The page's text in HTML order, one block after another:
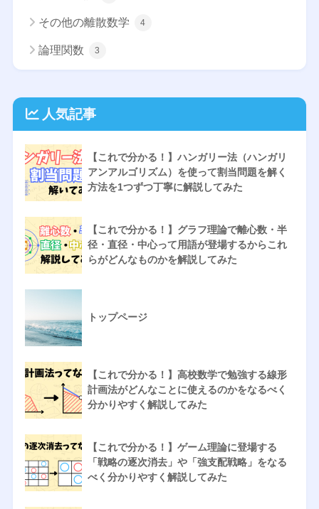
その他の離散数学 4
論理関数 3
人気記事
【これで分かる！】ハンガリー法（ハンガリ
アンアルゴリズム）を使って割当問題を解く
方法を1つずつ丁寧に解説してみた
【これで分かる！】グラフ理論で離心数・半
径・直径・中心って用語が登場するからこれ
らがどんなものかを解説してみた
トップページ
【これで分かる！】高校数学で勉強する線形
計画法がどんなことに使えるのかをなるべく
分かりやすく解説してみた
【これで分かる！】ゲーム理論に登場する
「戦略の逐次消去」や「強支配戦略」をなる
べく分かりやすく解説してみた